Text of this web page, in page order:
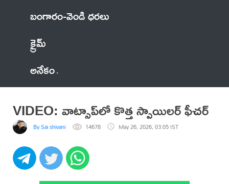
బంగారం-వెండి ధరలు
క్రైమ్
అనేకం
VIDEO: వాట్సాప్‌లో కొత్త స్పాయిలర్ ఫీచర్
By Sai shivani 14678 May 26, 2026, 03:05 IST